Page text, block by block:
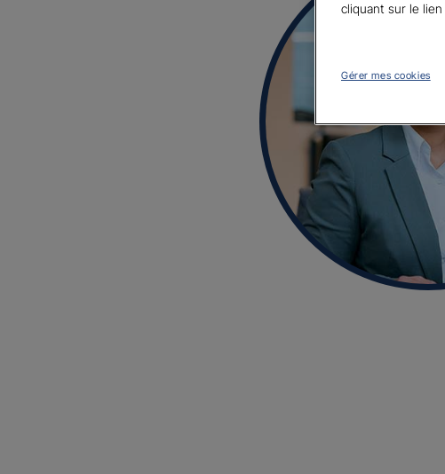
cliquant sur le lien
Gérer mes cookies